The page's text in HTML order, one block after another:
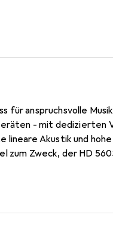
für anspruchsvolle
- mit
Akustik und hohe
zum Zweck, der HD
Bauweise. Die E.A.R.-
breite Bühne und